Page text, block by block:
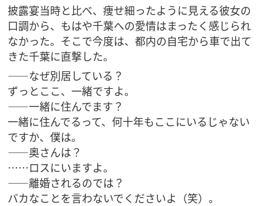
披露宴当時と比べ、痩せ細ったように見える彼女の
口調から、もはや千葉への愛情はまったく感じられ
なかった。そこで今度は、都内の自宅から車で出て
きた千葉に直撃した。
――なぜ別居している？
ずっとここ、一緒ですよ。
――一緒に住んでます？
一緒に住んでるって、何十年もここにいるじゃない
ですか、僕は。
――奥さんは？
……ロスにいますよ。
――離婚されるのでは？
バカなことを言わないでくださいよ（笑）。